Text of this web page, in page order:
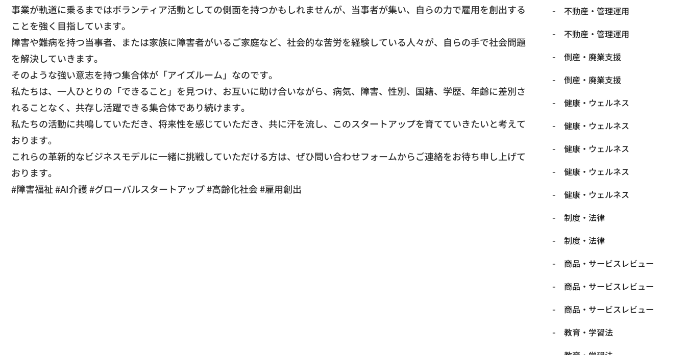
​事業が軌道に乗るまではボランティア活動としての側面を持つかもしれませんが、当事者が集い、自らの力で雇用を創出する
ことを強く目指しています。
​障害や難病を持つ当事者、または家族に障害者がいるご家庭など、社会的な苦労を経験している人々が、自らの手で社会問題
を解決していきます。
​そのような強い意志を持つ集合体が「アイズルーム」なのです。
​私たちは、一人ひとりの「できること」を見つけ、お互いに助け合いながら、病気、障害、性別、国籍、学歴、年齢に差別さ
れることなく、共存し活躍できる集合体であり続けます。
​私たちの活動に共鳴していただき、将来性を感じていただき、共に汗を流し、このスタートアップを育てていきたいと考えて
おります。
​これらの革新的なビジネスモデルに一緒に挑戦していただける方は、ぜひ問い合わせフォームからご連絡をお待ち申し上げて
おります。
​#障害福祉 #AI介護 #グローバルスタートアップ #高齢化社会 #雇用創出
不動産・管理運用
不動産・管理運用
倒産・廃業支援
倒産・廃業支援
健康・ウェルネス
健康・ウェルネス
健康・ウェルネス
健康・ウェルネス
健康・ウェルネス
制度・法律
制度・法律
商品・サービスレビュー
商品・サービスレビュー
商品・サービスレビュー
教育・学習法